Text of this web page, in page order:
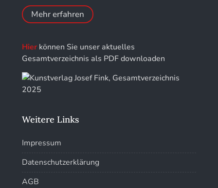
Kunstführer R
Kunstführer Sch
Kunstführer St
Mehr erfahren
Hierkönnen Sie unser aktuelles
Gesamtverzeichnis als PDF downloaden
Weitere Links
Impressum
Datenschutzerklärung
AGB